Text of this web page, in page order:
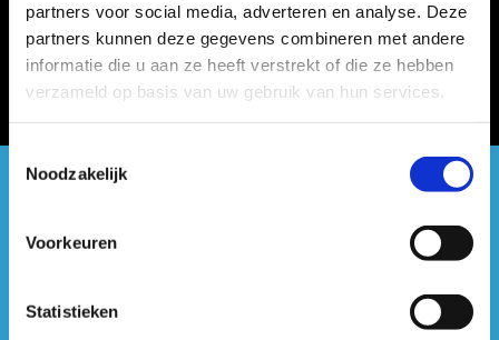
partners voor social media, adverteren en analyse. Deze
partners kunnen deze gegevens combineren met andere
informatie die u aan ze heeft verstrekt of die ze hebben
verzameld op basis van uw gebruik van hun services.
Toestemmingsselectie
Noodzakelijk
Voorkeuren
Statistieken